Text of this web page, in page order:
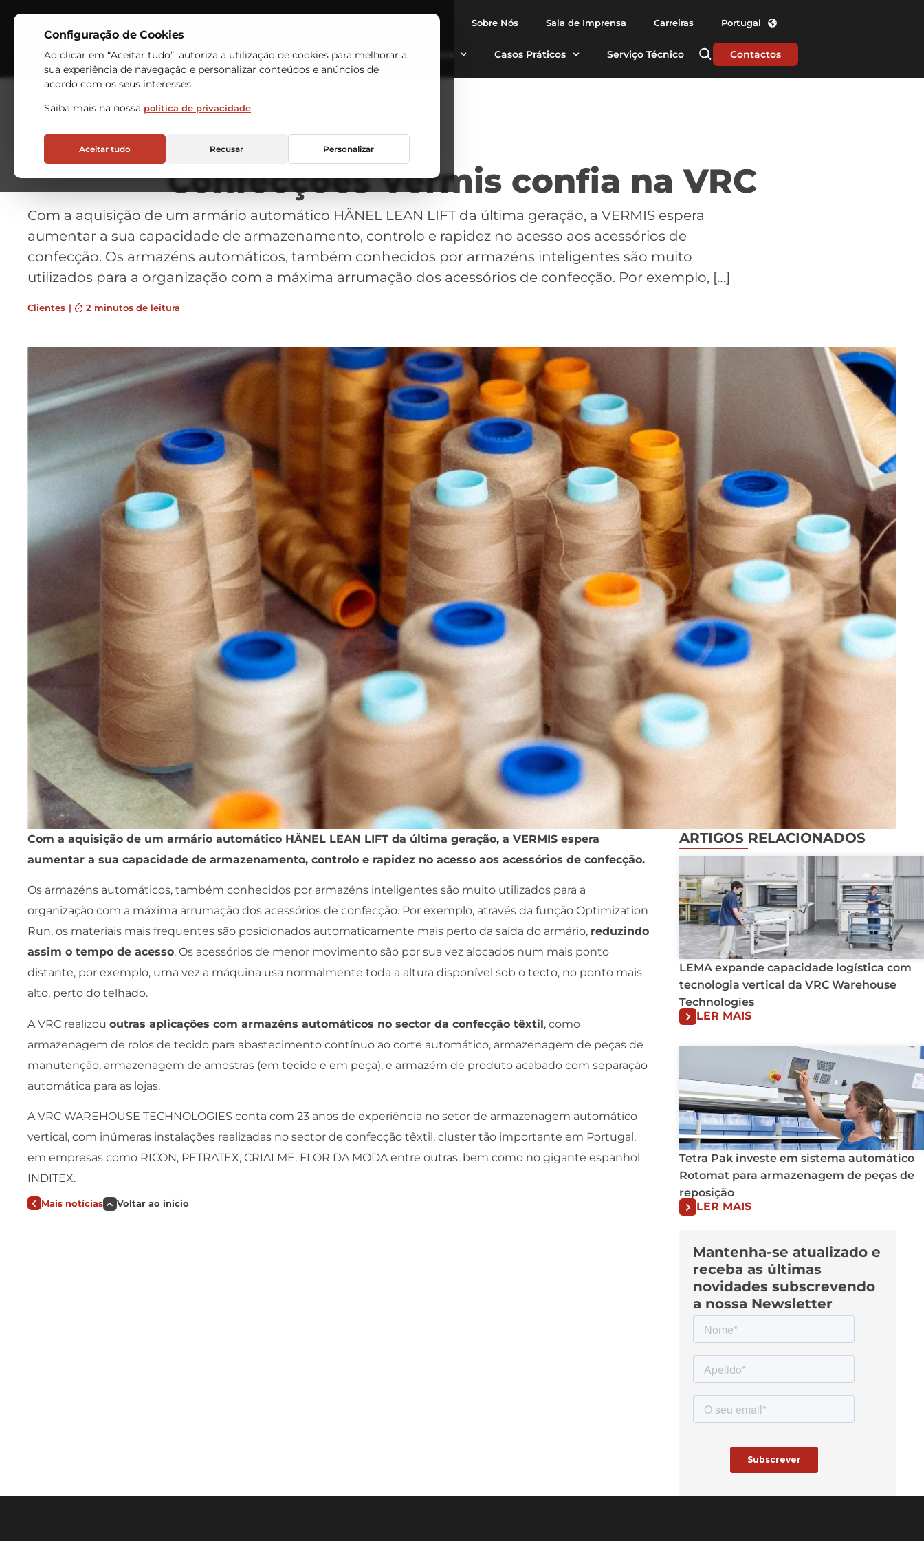
Configuração de Cookies
Ao clicar em “Aceitar tudo”, autoriza a utilização de cookies para melhorar a
sua experiência de navegação e personalizar conteúdos e anúncios de
acordo com os seus interesses.
Saiba mais na nossa política de privacidade
Aceitar tudo Recusar Personalizar
Sobre Nós Sala de Imprensa Carreiras Portugal
Indústrias Armazéns Automáticos Aplicações Casos Práticos Serviço Técnico Contactos
Confecções Vermis confia na VRC
Com a aquisição de um armário automático HÄNEL LEAN LIFT da última geração, a VERMIS espera
aumentar a sua capacidade de armazenamento, controlo e rapidez no acesso aos acessórios de
confecção. Os armazéns automáticos, também conhecidos por armazéns inteligentes são muito
utilizados para a organização com a máxima arrumação dos acessórios de confecção. Por exemplo, […]
Clientes | 2 minutos de leitura
Com a aquisição de um armário automático HÄNEL LEAN LIFT da última geração, a VERMIS espera
aumentar a sua capacidade de armazenamento, controlo e rapidez no acesso aos acessórios de confecção.
Os armazéns automáticos, também conhecidos por armazéns inteligentes são muito utilizados para a
organização com a máxima arrumação dos acessórios de confecção. Por exemplo, através da função Optimization
Run, os materiais mais frequentes são posicionados automaticamente mais perto da saída do armário, reduzindo
assim o tempo de acesso. Os acessórios de menor movimento são por sua vez alocados num mais ponto
distante, por exemplo, uma vez a máquina usa normalmente toda a altura disponível sob o tecto, no ponto mais
alto, perto do telhado.
A VRC realizou outras aplicações com armazéns automáticos no sector da confecção têxtil, como
armazenagem de rolos de tecido para abastecimento contínuo ao corte automático, armazenagem de peças de
manutenção, armazenagem de amostras (em tecido e em peça), e armazém de produto acabado com separação
automática para as lojas.
A VRC WAREHOUSE TECHNOLOGIES conta com 23 anos de experiência no setor de armazenagem automático
vertical, com inúmeras instalações realizadas no sector de confecção têxtil, cluster tão importante em Portugal,
em empresas como RICON, PETRATEX, CRIALME, FLOR DA MODA entre outras, bem como no gigante espanhol
INDITEX.
Mais notícias Voltar ao ínicio
ARTIGOS RELACIONADOS
LEMA expande capacidade logística com
tecnologia vertical da VRC Warehouse
Technologies
LER MAIS
Tetra Pak investe em sistema automático
Rotomat para armazenagem de peças de
reposição
LER MAIS
Mantenha-se atualizado e
receba as últimas
novidades subscrevendo
a nossa Newsletter